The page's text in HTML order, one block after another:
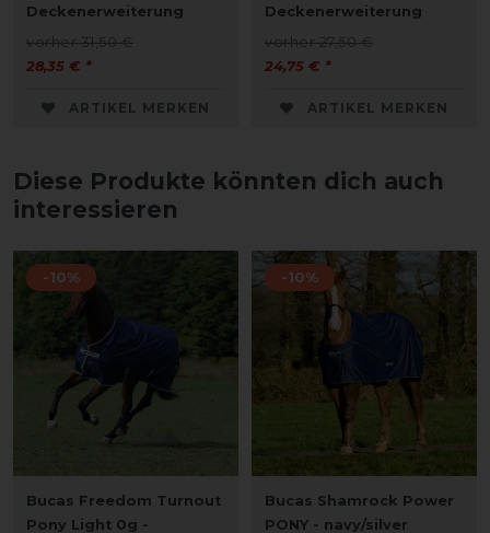
Deckenerweiterung
vorher 31,50 €
28,35 € *
ARTIKEL MERKEN
Deckenerweiterung
vorher 27,50 €
24,75 € *
ARTIKEL MERKEN
Diese Produkte könnten dich auch
interessieren
-10%
Bucas Freedom Turnout
Pony Light 0g -
-10%
Bucas Shamrock Power
PONY - navy/silver